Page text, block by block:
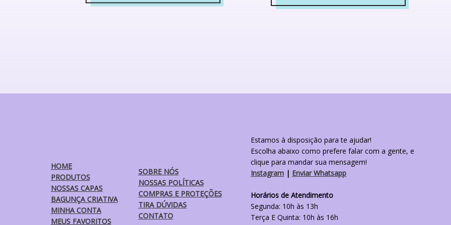
Este
escolhidas
Este
HOME
PRODUTOS
NOSSAS CAPAS
BAGUNÇA CRIATIVA
MINHA CONTA
MEUS FAVORITOS
SOBRE NÓS
NOSSAS POLÍTICAS
COMPRAS E PROTEÇÕES
TIRA DÚVIDAS
CONTATO
Estamos à disposição para te ajudar!
Escolha abaixo como prefere falar com a gente, e
clique para mandar sua mensagem!
Instagram | Enviar Whatsapp
Horários de Atendimento
Segunda: 10h às 13h
Terça E Quinta: 10h às 16h